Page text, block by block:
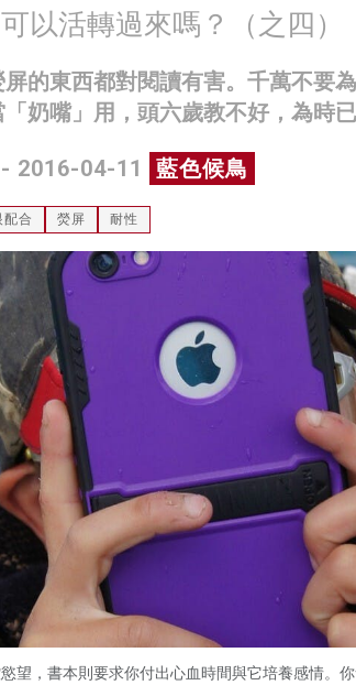
以活轉過來嗎？（之四）
的東西都對閱讀有害。千萬不要
奶嘴」用，頭六歲教不好，為時已
- 2016-04-11 藍色候鳥
配合 熒屏 耐性
望，書本則要求你付出心血時間與它培養感情。你